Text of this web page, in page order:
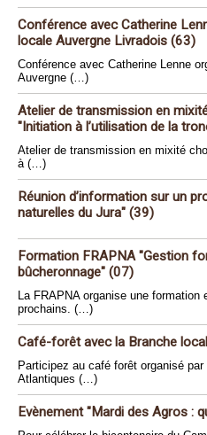
Conférence avec Catherine
locale Auvergne Livradois (63)
Conférence avec Catherine Lenne
Auvergne (…)
Atelier de transmission en
"Initiation à l’utilisation de la
Atelier de transmission en mixité
à (…)
Réunion d’information sur un
naturelles du Jura" (39)
Formation FRAPNA "Gestion
bûcheronnage" (07)
La FRAPNA organise une
prochains. (…)
Café-forêt avec la Branche
Participez au café forêt organisé
Atlantiques (…)
Evènement "Mardi des Agros :